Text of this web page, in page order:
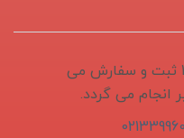
از تاریخ 1405/04/13 تا 1405/04/16 ثبت و سفارش می